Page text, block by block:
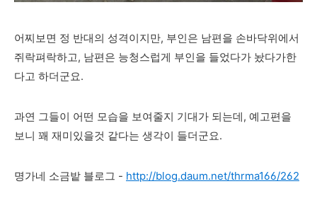
어찌보면 정 반대의 성격이지만, 부인은 남편을 손바닥위에서
쥐락펴락하고, 남편은 능청스럽게 부인을 들었다가 놨다가한
다고 하더군요.
과연 그들이 어떤 모습을 보여줄지 기대가 되는데, 예고편을
보니 꽤 재미있을것 같다는 생각이 들더군요.
명가네 소금밭 블로그 - http://blog.daum.net/thrma166/262